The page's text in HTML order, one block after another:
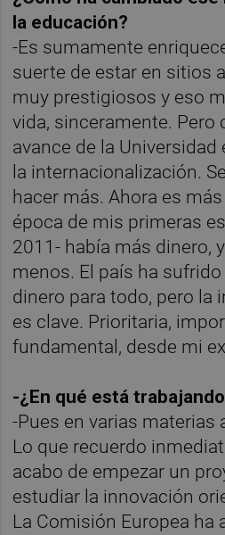
la educación?
-Es sumamente
suerte de estar en sitios
muy prestigiosos y eso
vida, sinceramente. Pero
avance de la
la internacionalización.
hacer más. Ahora es
época de mis primeras
2011- había más dinero,
menos. El país ha
dinero para todo, pero la
es clave. Prioritaria,
fundamental, desde mi
-¿En qué está
-Pues en varias materias
Lo que recuerdo
acabo de empezar un
estudiar la innovación
La Comisión Europea ha